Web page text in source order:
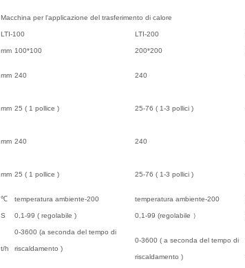
Macchina per l'applicazione del trasferimento di calore
LTI-100 LTI-200
mm 100*100 200*200
mm 240 240
mm 25 ( 1 pollice ) 25-76 ( 1-3 pollici )
mm 240 240
mm 25 ( 1 pollice ) 25-76 ( 1-3 pollici )
℃ temperatura ambiente-200 temperatura ambiente-200
S 0,1-99 ( regolabile ) 0,1-99 (regolabile ）
t/h
0-3600 (a seconda del tempo di
riscaldamento )
0-3600 ( a seconda del tempo di
riscaldamento )